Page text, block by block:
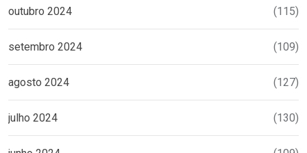
outubro 2024 (115)
setembro 2024 (109)
agosto 2024 (127)
julho 2024 (130)